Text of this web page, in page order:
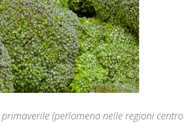
(perlomeno nelle regioni centro